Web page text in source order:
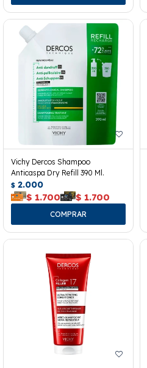
Vichy Dercos Shampoo
Anticaspa Dry Refill 390 Ml.
$ 2.000
$ 1.700 $ 1.700